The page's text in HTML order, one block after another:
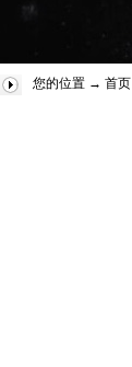
您的位置 → 首页